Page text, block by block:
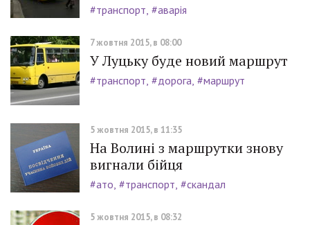
#транспорт #аварія
7 жовтня 2015, в 08:00
У Луцьку буде новий маршрут
#транспорт #дорога #маршрут
5 жовтня 2015, в 11:35
На Волині з маршрутки знову
вигнали бійця
#ато #транспорт #скандал
5 жовтня 2015, в 08:32